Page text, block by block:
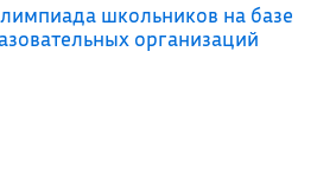
школьников на базе
организаций